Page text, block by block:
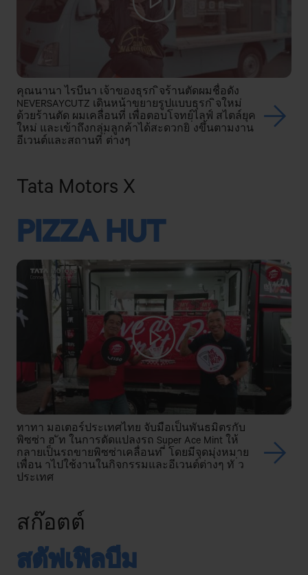
คุณนานา ไรบีนา เจ้าของธุรก ิจร้านตัดผมชื่อดัง
NEVERSAYCUTZ เดินหน้าขยายรูปแบบธุรก ิจใหม่
ด้วยร้านตัด ผมเคลื่อนที่ เพื่อตอบโจทย์ไลฟ์ สไตล์ยุค
ใหม่ และเข้าถึงกลุ่มลูกค้าได้สะดวกยิ ่งขึ้นตามงาน
อีเวนต์และสถานที ่ต่างๆ
Tata Motors X
PIZZA HUT
ทาทา มอเตอร์ประเทศไทย จับมือเป็นพันธมิตรกับ
พิซซ่า ฮ ัท ในการดัดแปลงรถ Super Ace Mint ให้
กลายเป็นรถขายพิซซ่าเคลื่อนท ี่ โดยมีจุดมุ่งหมาย
เพื่อน าไปใช้งานในกิจกรรมและอีเวนต์ต่างๆ ทั ่ว
ประเทศ
สก๊อตต์
สตัฟเฟิลบีม